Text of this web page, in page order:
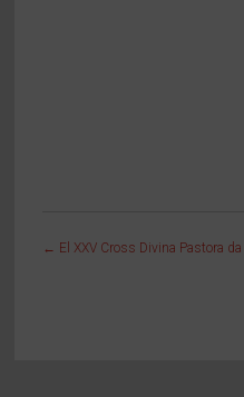
← El XXV Cross Divina Pastora